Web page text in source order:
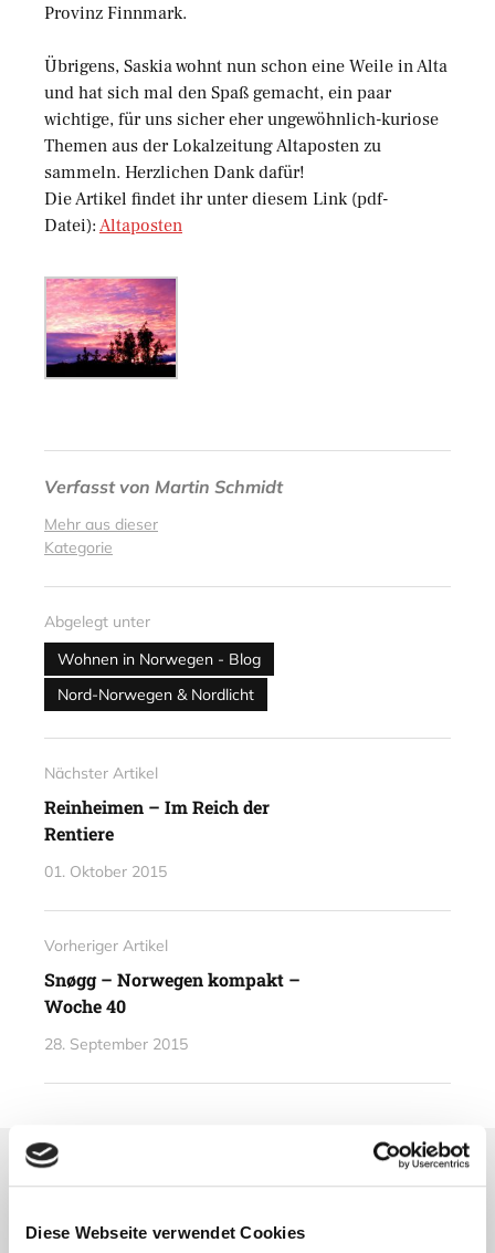
Diese Webseite verwendet Cookies
Provinz Finnmark.
Übrigens, Saskia wohnt nun schon eine Weile in Alta
und hat sich mal den Spaß gemacht, ein paar
wichtige, für uns sicher eher ungewöhnlich-kuriose
Themen aus der Lokalzeitung Altaposten zu
sammeln. Herzlichen Dank dafür!
Die Artikel findet ihr unter diesem Link (pdf-
Datei): Altaposten
Verfasst von Martin Schmidt
Mehr aus dieser
Kategorie
Abgelegt unter
Wohnen in Norwegen - Blog
Nord-Norwegen & Nordlicht
Nächster Artikel
Reinheimen – Im Reich der
Rentiere
01. Oktober 2015
Vorheriger Artikel
Snøgg – Norwegen kompakt –
Woche 40
28. September 2015
Lesetipps
UNSERE EMPFEHLUNGEN